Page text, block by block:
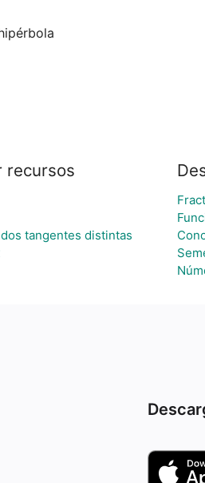
recursos
tangentes distintas